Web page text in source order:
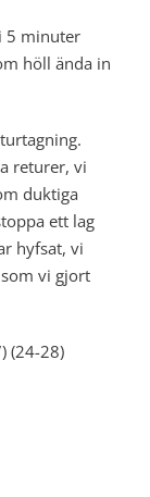
5 minuter
höll ända in
returer, vi
duktiga
ett lag
hyfsat, vi
vi gjort
(24-28)